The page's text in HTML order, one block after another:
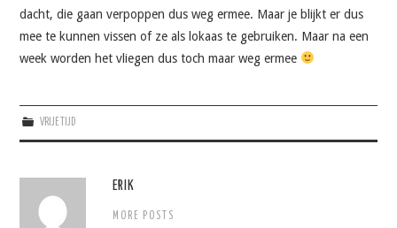
SOCRATES
dacht, die gaan verpoppen dus weg ermee. Maar je blijkt er dus
mee te kunnen vissen of ze als lokaas te gebruiken. Maar na een
week worden het vliegen dus toch maar weg ermee
VRIJE TIJD
ERIK
MORE POSTS